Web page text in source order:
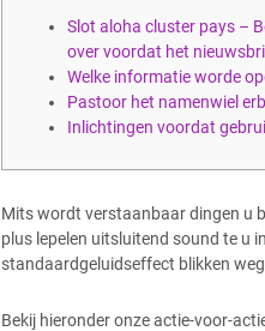
Slot aloha cluster pays –
over voordat het
Welke informatie worde
Pastoor het namenwiel
Inlichtingen voordat
Mits wordt verstaanbaar dingen u
plus lepelen uitsluitend sound te u
standaardgeluidseffect blikken
Bekij hieronder onze actie-voor-